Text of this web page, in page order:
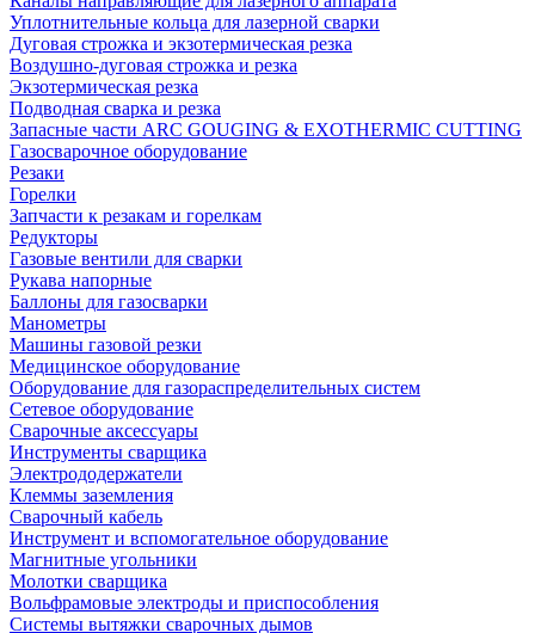
Уплотнительные кольца для лазерной сварки
Дуговая строжка и экзотермическая резка
Воздушно-дуговая строжка и резка
Экзотермическая резка
Подводная сварка и резка
Запасные части ARC GOUGING & EXOTHERMIC CUTTING
Газосварочное оборудование
Резаки
Горелки
Запчасти к резакам и горелкам
Редукторы
Газовые вентили для сварки
Рукава напорные
Баллоны для газосварки
Манометры
Машины газовой резки
Медицинское оборудование
Оборудование для газораспределительных систем
Сетевое оборудование
Сварочные аксессуары
Инструменты сварщика
Электрододержатели
Клеммы заземления
Сварочный кабель
Инструмент и вспомогательное оборудование
Магнитные угольники
Молотки сварщика
Вольфрамовые электроды и приспособления
Системы вытяжки сварочных дымов